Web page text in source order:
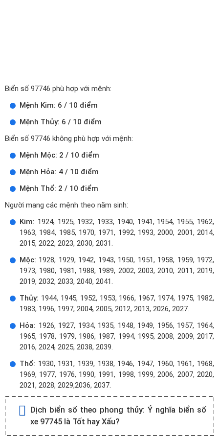
Biển số 97746 phù hợp với mệnh:
Mệnh Kim: 6 / 10 điểm
Mệnh Thủy: 6 / 10 điểm
Biển số 97746 không phù hợp với mệnh:
Mệnh Mộc: 2 / 10 điểm
Mệnh Hỏa: 4 / 10 điểm
Mệnh Thổ: 2 / 10 điểm
Người mang các mệnh theo năm sinh:
Kim: 1924, 1925, 1932, 1933, 1940, 1941, 1954, 1955, 1962,
1963, 1984, 1985, 1970, 1971, 1992, 1993, 2000, 2001, 2014,
2015, 2022, 2023, 2030, 2031.
Mộc: 1928, 1929, 1942, 1943, 1950, 1951, 1958, 1959, 1972,
1973, 1980, 1981, 1988, 1989, 2002, 2003, 2010, 2011, 2019,
2019, 2032, 2033, 2040, 2041.
Thủy: 1944, 1945, 1952, 1953, 1966, 1967, 1974, 1975, 1982,
1983, 1996, 1997, 2004, 2005, 2012, 2013, 2026, 2027.
Hỏa: 1926, 1927, 1934, 1935, 1948, 1949, 1956, 1957, 1964,
1965, 1978, 1979, 1986, 1987, 1994, 1995, 2008, 2009, 2017,
2016, 2024, 2025, 2038, 2039.
Thổ: 1930, 1931, 1939, 1938, 1946, 1947, 1960, 1961, 1968,
1969, 1977, 1976, 1990, 1991, 1998, 1999, 2006, 2007, 2020,
2021, 2028, 2029,2036, 2037.
Dịch biển số theo phong thủy: Ý nghĩa biển số
xe 97745 là Tốt hay Xấu?